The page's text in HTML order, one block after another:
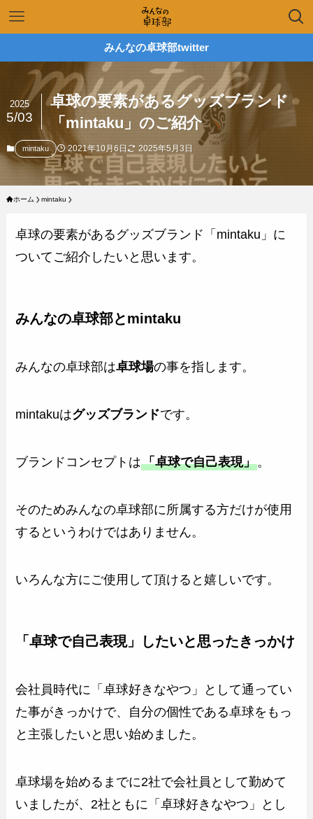
みんなの卓球部twitter
卓球の要素があるグッズブランド
「mintaku」のご紹介
2025
5/03
mintaku 2021年10月6日 2025年5月3日
ホーム mintaku
卓球の要素があるグッズブランド「mintaku」に
ついてご紹介したいと思います。
みんなの卓球部とmintaku
みんなの卓球部は卓球場の事を指します。
mintakuはグッズブランドです。
ブランドコンセプトは「卓球で自己表現」。
そのためみんなの卓球部に所属する方だけが使用
するというわけではありません。
いろんな方にご使用して頂けると嬉しいです。
「卓球で自己表現」したいと思ったきっかけ
会社員時代に「卓球好きなやつ」として通ってい
た事がきっかけで、自分の個性である卓球をもっ
と主張したいと思い始めました。
卓球場を始めるまでに2社で会社員として勤めて
いましたが、2社ともに「卓球好きなやつ」とし